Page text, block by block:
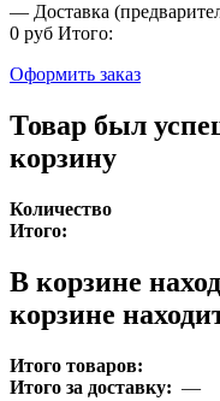
— Доставка
0 руб Итого:
Оформить заказ
Товар был
корзину
Количество
Итого:
В корзине
корзине
Итого товаров:
Итого за доставку: —